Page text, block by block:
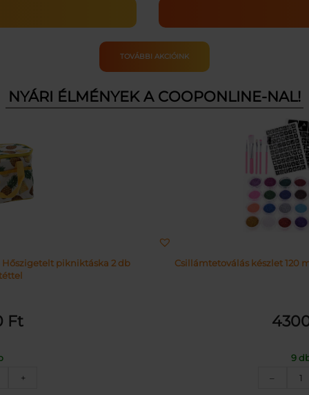
TOVÁBBI AKCIÓINK
NYÁRI ÉLMÉNYEK A COOPONLINE-NAL!
Hőszigetelt pikniktáska 2 db
Ft
+
Csillámtetoválás készlet 120
9
–